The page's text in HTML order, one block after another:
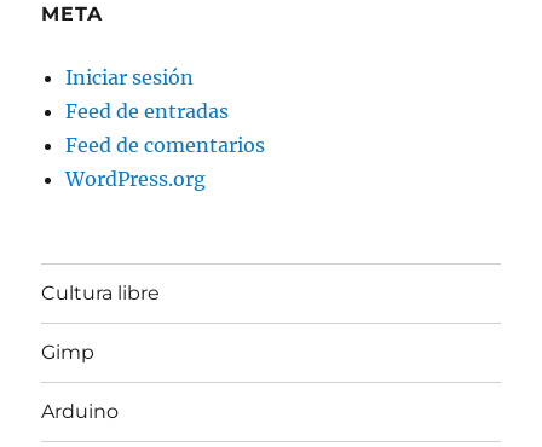
META
Iniciar sesión
Feed de entradas
Feed de comentarios
WordPress.org
Cultura libre
Gimp
Arduino